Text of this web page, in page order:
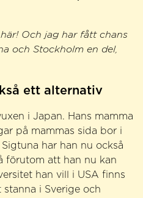
Och jag har fått chans
och Stockholm en del,
ett alternativ
i Japan. Hans mamma
på mammas sida bor i
har han nu också
förutom att han nu kan
han vill i USA finns
i Sverige och